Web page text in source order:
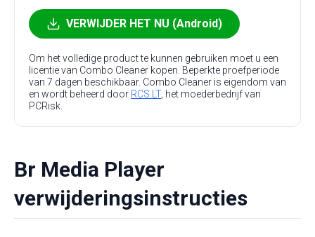
VERWIJDER HET NU (Android)
Om het volledige product te kunnen gebruiken moet u een
licentie van Combo Cleaner kopen. Beperkte proefperiode
van 7 dagen beschikbaar. Combo Cleaner is eigendom van
en wordt beheerd door RCS LT, het moederbedrijf van
PCRisk.
Br Media Player
verwijderingsinstructies